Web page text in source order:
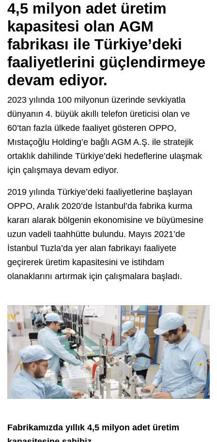
4,5 milyon adet üretim
kapasitesi olan AGM
fabrikası ile Türkiye’deki
faaliyetlerini güçlendirmeye
devam ediyor.
2023 yılında 100 milyonun üzerinde sevkiyatla
dünyanın 4. büyük akıllı telefon üreticisi olan ve
60’tan fazla ülkede faaliyet gösteren OPPO,
Mıstaçoğlu Holding’e bağlı AGM A.Ş. ile stratejik
ortaklık dahilinde Türkiye’deki hedeflerine ulaşmak
için çalışmaya devam ediyor.
2019 yılında Türkiye’deki faaliyetlerine başlayan
OPPO, Aralık 2020’de İstanbul’da fabrika kurma
kararı alarak bölgenin ekonomisine ve büyümesine
uzun vadeli taahhütte bulundu. Mayıs 2021’de
İstanbul Tuzla’da yer alan fabrikayı faaliyete
geçirerek üretim kapasitesini ve istihdam
olanaklarını artırmak için çalışmalara başladı.
Fabrikamızda yıllık 4,5 milyon adet üretim